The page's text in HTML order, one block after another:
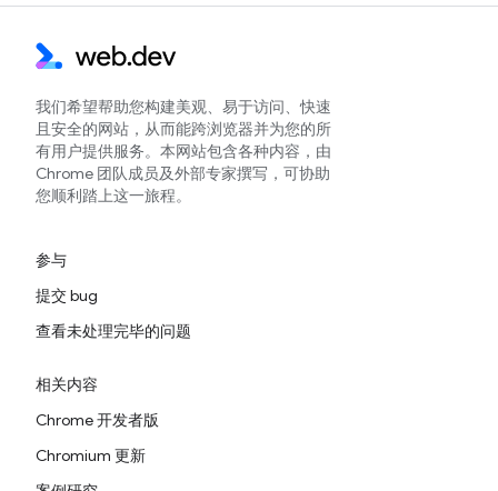
我们希望帮助您构建美观、易于访问、快速
且安全的网站，从而能跨浏览器并为您的所
有用户提供服务。本网站包含各种内容，由
Chrome 团队成员及外部专家撰写，可协助
您顺利踏上这一旅程。
参与
提交 bug
查看未处理完毕的问题
相关内容
Chrome 开发者版
Chromium 更新